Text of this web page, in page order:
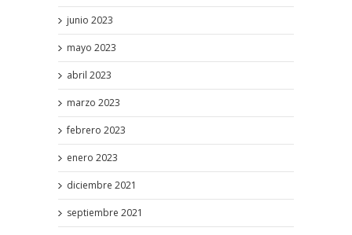
junio 2023
mayo 2023
abril 2023
marzo 2023
febrero 2023
enero 2023
diciembre 2021
septiembre 2021